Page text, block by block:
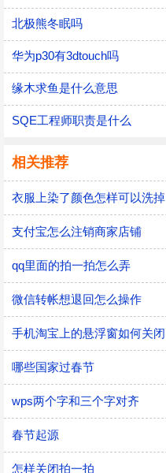
北极熊冬眠吗
华为p30有3dtouch吗
缘木求鱼是什么意思
SQE工程师职责是什么
相关推荐
衣服上染了颜色怎样可以洗掉
支付宝怎么注销商家店铺
qq里面的拍一拍怎么弄
微信转帐想退回怎么操作
手机淘宝上的悬浮窗如何关闭
哪些国家过春节
wps两个字和三个字对齐
春节起源
怎样关闭拍一拍